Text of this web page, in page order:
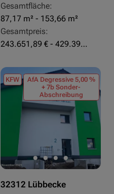
Gesamtfläche:
87,17 m² - 153,66 m²
Gesamtpreis:
243.651,89 € - 429.392,43 €
KFW
AfA Degressive 5,00 %
+ 7b Sonder-
Abschreibung
32312 Lübbecke